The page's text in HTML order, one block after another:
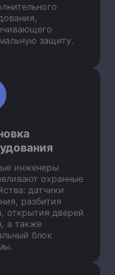
защиту.
инженеры
охранные
датчики
разбития
открытия дверей
а также
блок